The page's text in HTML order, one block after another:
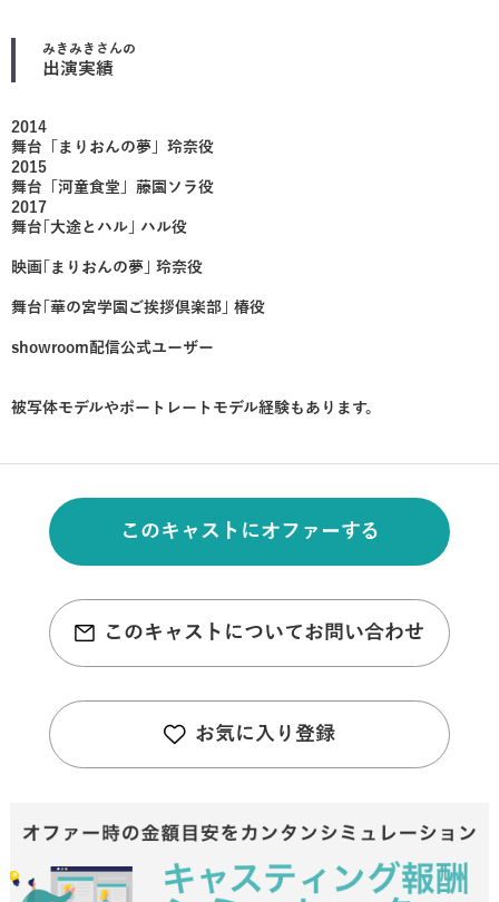
みきみき さんの
出演実績
2014
舞台「まりおんの夢」玲奈役
2015
舞台「河童食堂」藤園ソラ役
2017
舞台｢大途とハル｣ ハル役
映画｢まりおんの夢｣ 玲奈役
舞台｢華の宮学園ご挨拶倶楽部｣ 椿役
showroom配信公式ユーザー
被写体モデルやポートレートモデル経験もあります。
このキャストにオファーする
このキャストについてお問い合わせ
お気に入り登録